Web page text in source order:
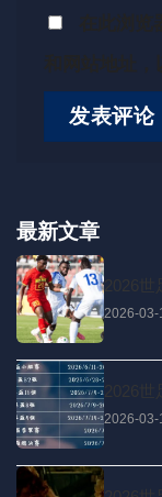
最新文章
2026
2026-03-
2026
2026-03-